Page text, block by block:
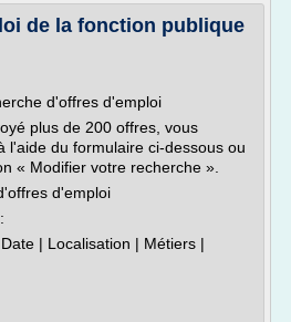
de la fonction publique
d'offres d'emploi
plus de 200 offres, vous
l'aide du formulaire ci-dessous ou
« Modifier votre recherche ».
d'emploi
| Localisation | Métiers |